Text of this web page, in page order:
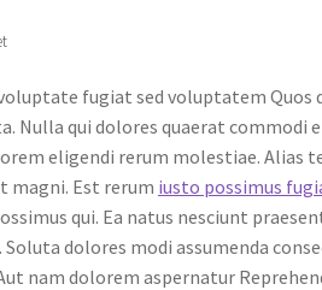
fugiat sed voluptatem Quos
Nulla qui dolores quaerat commodi
eligendi rerum molestiae. Alias
magni. Est rerum iusto possimus
qui. Ea natus nesciunt
dolores modi assumenda
nam dolorem aspernatur